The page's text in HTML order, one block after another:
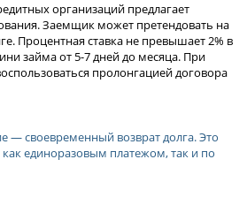
организаций предлагает
Заемщик может претендовать на
Процентная ставка не превышает 2% в
займа от 5-7 дней до месяца. При
пролонгацией договора
— своевременный возврат долга. Это
единоразовым платежом, так и по